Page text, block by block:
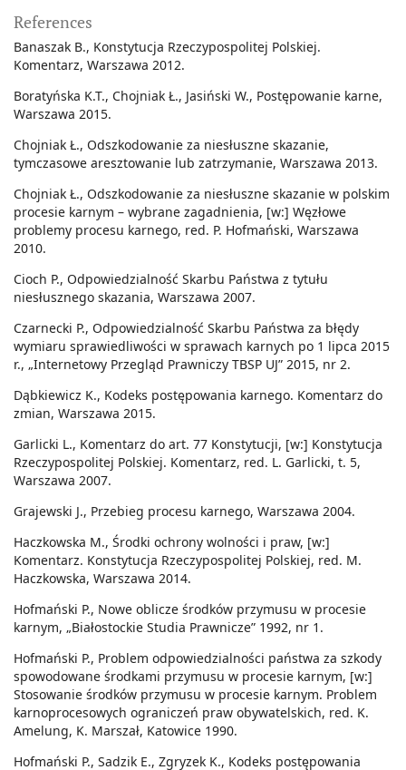
References
Banaszak B., Konstytucja Rzeczypospolitej Polskiej.
Komentarz, Warszawa 2012.
Boratyńska K.T., Chojniak Ł., Jasiński W., Postępowanie karne,
Warszawa 2015.
Chojniak Ł., Odszkodowanie za niesłuszne skazanie,
tymczasowe aresztowanie lub zatrzymanie, Warszawa 2013.
Chojniak Ł., Odszkodowanie za niesłuszne skazanie w polskim
procesie karnym – wybrane zagadnienia, [w:] Węzłowe
problemy procesu karnego, red. P. Hofmański, Warszawa
2010.
Cioch P., Odpowiedzialność Skarbu Państwa z tytułu
niesłusznego skazania, Warszawa 2007.
Czarnecki P., Odpowiedzialność Skarbu Państwa za błędy
wymiaru sprawiedliwości w sprawach karnych po 1 lipca 2015
r., „Internetowy Przegląd Prawniczy TBSP UJ” 2015, nr 2.
Dąbkiewicz K., Kodeks postępowania karnego. Komentarz do
zmian, Warszawa 2015.
Garlicki L., Komentarz do art. 77 Konstytucji, [w:] Konstytucja
Rzeczypospolitej Polskiej. Komentarz, red. L. Garlicki, t. 5,
Warszawa 2007.
Grajewski J., Przebieg procesu karnego, Warszawa 2004.
Haczkowska M., Środki ochrony wolności i praw, [w:]
Komentarz. Konstytucja Rzeczypospolitej Polskiej, red. M.
Haczkowska, Warszawa 2014.
Hofmański P., Nowe oblicze środków przymusu w procesie
karnym, „Białostockie Studia Prawnicze” 1992, nr 1.
Hofmański P., Problem odpowiedzialności państwa za szkody
spowodowane środkami przymusu w procesie karnym, [w:]
Stosowanie środków przymusu w procesie karnym. Problem
karnoprocesowych ograniczeń praw obywatelskich, red. K.
Amelung, K. Marszał, Katowice 1990.
Hofmański P., Sadzik E., Zgryzek K., Kodeks postępowania